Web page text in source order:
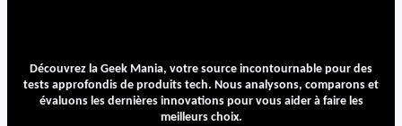
Découvrez la Geek Mania, votre source incontournable pour des
tests approfondis de produits tech. Nous analysons, comparons et
évaluons les dernières innovations pour vous aider à faire les
meilleurs choix.